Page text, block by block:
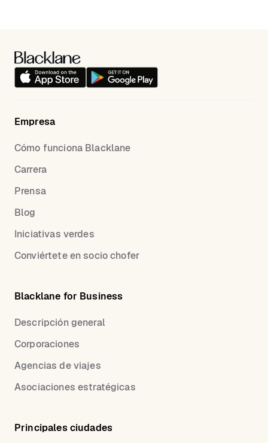
Empresa
Cómo funciona Blacklane
Carrera
Prensa
Blog
Iniciativas verdes
Conviértete en socio chofer
Blacklane for Business
Descripción general
Corporaciones
Agencias de viajes
Asociaciones estratégicas
Principales ciudades